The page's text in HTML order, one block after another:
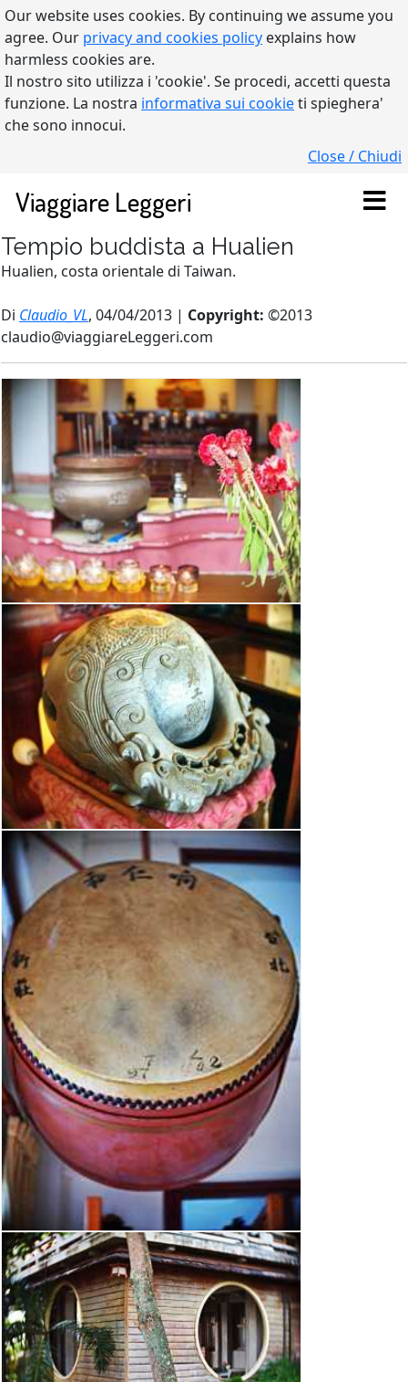
Our website uses cookies. By continuing we assume you
agree. Our privacy and cookies policy explains how
harmless cookies are.
Il nostro sito utilizza i 'cookie'. Se procedi, accetti questa
funzione. La nostra informativa sui cookieti spieghera'
che sono innocui.
Close / Chiudi
Viaggiare Leggeri
Tempio buddista a Hualien
Hualien, costa orientale di Taiwan.
Di Claudio_VL, 04/04/2013 | Copyright: ©2013
claudio@viaggiareLeggeri.com